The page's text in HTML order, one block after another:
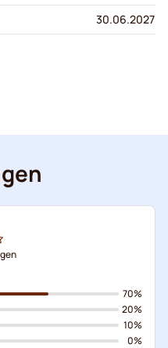
30.06.2027
70%
20%
10%
0%